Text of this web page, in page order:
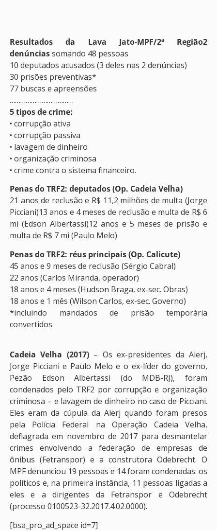
Resultados da Lava Jato-MPF/2ª Região2
denúnciassomando 48 pessoas
10 deputados acusados (3 deles nas 2 denúncias)
30 prisões preventivas*
77 buscas e apreensões
………………………………
5 tipos de crime:
• corrupção ativa
• corrupção passiva
• lavagem de dinheiro
• organização criminosa
• crime contra o sistema financeiro.
Penas do TRF2: deputados (Op. Cadeia Velha)
21 anos de reclusão e R$ 11,2 milhões de multa (Jorge
Picciani)13 anos e 4 meses de reclusão e multa de R$ 6
mi (Edson Albertassi)12 anos e 5 meses de prisão e
multa de R$ 7 mi (Paulo Melo)
Penas do TRF2: réus principais (Op. Calicute)
45 anos e 9 meses de reclusão (Sérgio Cabral)
22 anos (Carlos Miranda, operador)
18 anos e 4 meses (Hudson Braga, ex-sec. Obras)
18 anos e 1 mês (Wilson Carlos, ex-sec. Governo)
*incluindo mandados de prisão temporária
convertidos
Cadeia Velha (2017)– Os ex-presidentes da Alerj,
Jorge Picciani e Paulo Melo e o ex-líder do governo,
Pezão Edson Albertassi (do MDB-RJ), foram
condenados pelo TRF2 por corrupção e organização
criminosa – e lavagem de dinheiro no caso de Picciani.
Eles eram da cúpula da Alerj quando foram presos
pela Polícia Federal na Operação Cadeia Velha,
deflagrada em novembro de 2017 para desmantelar
crimes envolvendo a federação de empresas de
ônibus (Fetranspor) e a construtora Odebrecht. O
MPF denunciou 19 pessoas e 14 foram condenadas: os
políticos e, na primeira instância, 11 pessoas ligadas a
eles e a dirigentes da Fetranspor e Odebrecht
(processo 0100523-32.2017.4.02.0000).
[bsa_pro_ad_space id=7]